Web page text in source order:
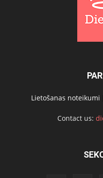
Lietošanas noteikumi
Contact us: